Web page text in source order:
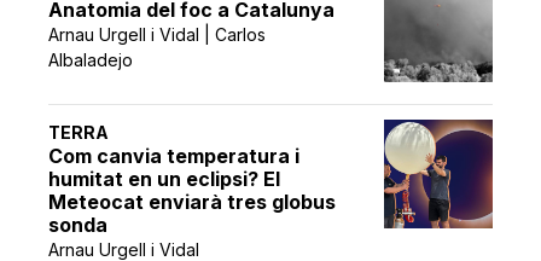
Anatomia del foc a Catalunya
Arnau Urgell i Vidal | Carlos
Albaladejo
TERRA
Com canvia temperatura i
humitat en un eclipsi? El
Meteocat enviarà tres globus
sonda
Arnau Urgell i Vidal